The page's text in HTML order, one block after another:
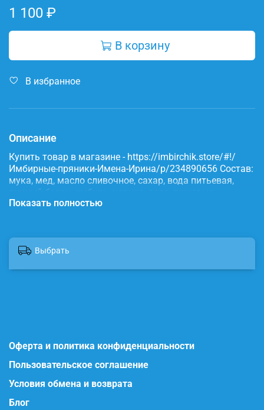
1 100 ₽
В корзину
В избранное
Описание
Купить товар в магазине - https://imbirchik.store/#!/
Имбирные-пряники-Имена-Ирина/p/234890656 Состав:
мука, мед, масло сливочное, сахар, вода питьевая,
яичный белок, имбирь, корица, сода, пищевые
красители.
Показать полностью
Выбрать
Оферта и политика конфиденциальности
Пользовательское соглашение
Условия обмена и возврата
Блог